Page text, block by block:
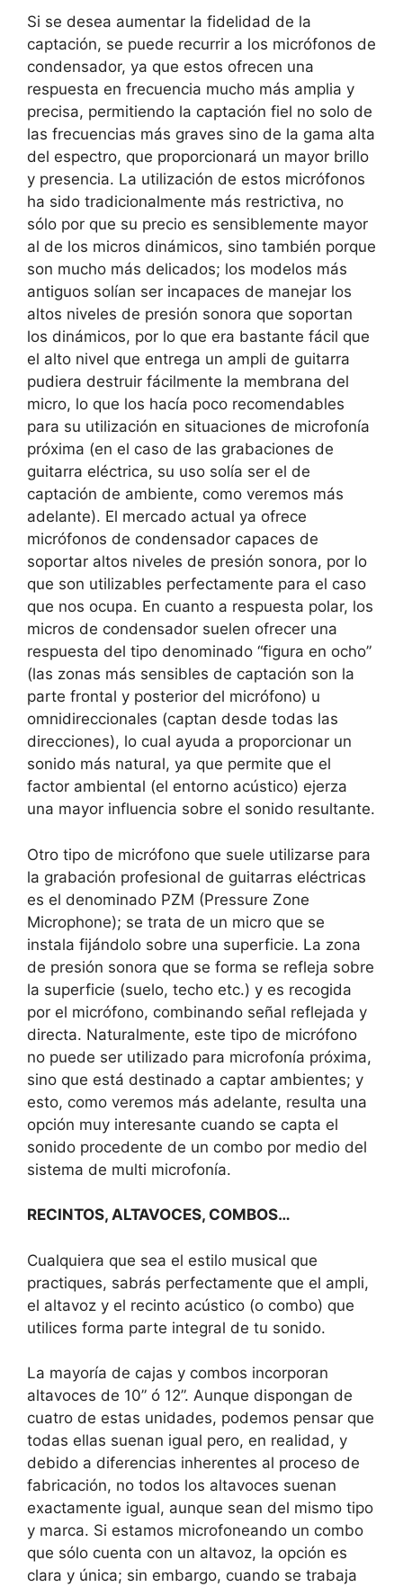
Si se desea aumentar la fidelidad de la
captación, se puede recurrir a los micrófonos de
condensador, ya que estos ofrecen una
respuesta en frecuencia mucho más amplia y
precisa, permitiendo la captación fiel no solo de
las frecuencias más graves sino de la gama alta
del espectro, que proporcionará un mayor brillo
y presencia. La utilización de estos micrófonos
ha sido tradicionalmente más restrictiva, no
sólo por que su precio es sensiblemente mayor
al de los micros dinámicos, sino también porque
son mucho más delicados; los modelos más
antiguos solían ser incapaces de manejar los
altos niveles de presión sonora que soportan
los dinámicos, por lo que era bastante fácil que
el alto nivel que entrega un ampli de guitarra
pudiera destruir fácilmente la membrana del
micro, lo que los hacía poco recomendables
para su utilización en situaciones de microfonía
próxima (en el caso de las grabaciones de
guitarra eléctrica, su uso solía ser el de
captación de ambiente, como veremos más
adelante). El mercado actual ya ofrece
micrófonos de condensador capaces de
soportar altos niveles de presión sonora, por lo
que son utilizables perfectamente para el caso
que nos ocupa. En cuanto a respuesta polar, los
micros de condensador suelen ofrecer una
respuesta del tipo denominado “figura en ocho”
(las zonas más sensibles de captación son la
parte frontal y posterior del micrófono) u
omnidireccionales (captan desde todas las
direcciones), lo cual ayuda a proporcionar un
sonido más natural, ya que permite que el
factor ambiental (el entorno acústico) ejerza
una mayor influencia sobre el sonido resultante.
Otro tipo de micrófono que suele utilizarse para
la grabación profesional de guitarras eléctricas
es el denominado PZM (Pressure Zone
Microphone); se trata de un micro que se
instala fijándolo sobre una superficie. La zona
de presión sonora que se forma se refleja sobre
la superficie (suelo, techo etc.) y es recogida
por el micrófono, combinando señal reflejada y
directa. Naturalmente, este tipo de micrófono
no puede ser utilizado para microfonía próxima,
sino que está destinado a captar ambientes; y
esto, como veremos más adelante, resulta una
opción muy interesante cuando se capta el
sonido procedente de un combo por medio del
sistema de multi microfonía.
RECINTOS, ALTAVOCES, COMBOS…
Cualquiera que sea el estilo musical que
practiques, sabrás perfectamente que el ampli,
el altavoz y el recinto acústico (o combo) que
utilices forma parte integral de tu sonido.
La mayoría de cajas y combos incorporan
altavoces de 10” ó 12”. Aunque dispongan de
cuatro de estas unidades, podemos pensar que
todas ellas suenan igual pero, en realidad, y
debido a diferencias inherentes al proceso de
fabricación, no todos los altavoces suenan
exactamente igual, aunque sean del mismo tipo
y marca. Si estamos microfoneando un combo
que sólo cuenta con un altavoz, la opción es
clara y única; sin embargo, cuando se trabaja